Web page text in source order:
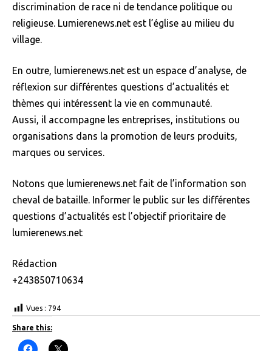
discrimination de race ni de tendance politique ou
religieuse. Lumierenews.net est l’église au milieu du
village.
En outre, lumierenews.net est un espace d’analyse, de
réflexion sur différentes questions d’actualités et
thèmes qui intéressent la vie en communauté.
Aussi, il accompagne les entreprises, institutions ou
organisations dans la promotion de leurs produits,
marques ou services.
Notons que lumierenews.net fait de l’information son
cheval de bataille. Informer le public sur les différentes
questions d’actualités est l’objectif prioritaire de
lumierenews.net
Rédaction
+243850710634
Vues : 794
Share this:
C C